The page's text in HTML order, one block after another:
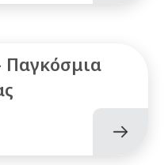
Παγκόσμια